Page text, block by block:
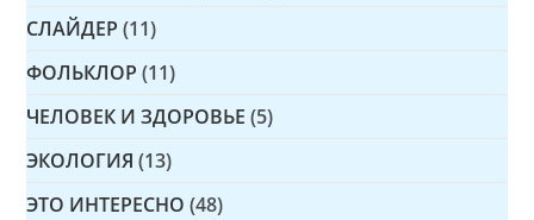
СЛАЙДЕР (11)
ФОЛЬКЛОР (11)
ЧЕЛОВЕК И ЗДОРОВЬЕ (5)
ЭКОЛОГИЯ (13)
ЭТО ИНТЕРЕСНО (48)